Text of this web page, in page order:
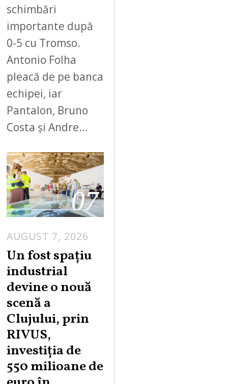
schimbări
importante după
0-5 cu Tromso.
Antonio Folha
pleacă de pe banca
echipei, iar
Pantalon, Bruno
Costa și Andre…
07
AUGUST 7, 2026
Un fost spațiu
industrial
devine o nouă
scenă a
Clujului, prin
RIVUS,
investiția de
550 milioane de